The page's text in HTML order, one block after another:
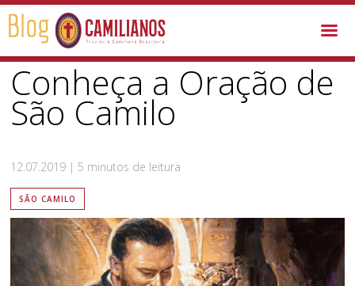
São Camilo / Conheça a Oração de São Camilo
Conheça a Oração de
São Camilo
12.07.2019 | 5 minutos de leitura
SÃO CAMILO